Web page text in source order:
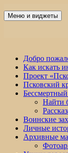
Победа 60
Меню и виджеты
Добро
Как искать
Проект
Псковский
Найти
Воинские
Личные
Архивные